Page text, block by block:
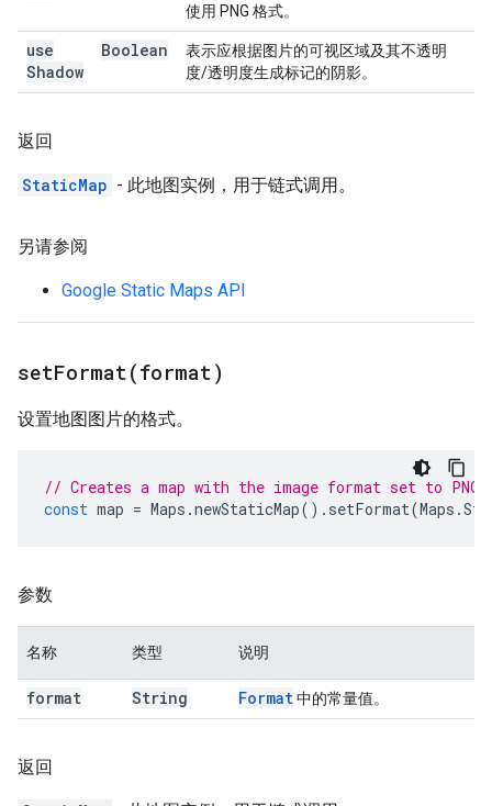
使用 PNG 格式。
use
Shadow
Boolean
表示应根据图片的可视区域及其不透明
度/透明度生成标记的阴影。
返回
StaticMap - 此地图实例，用于链式调用。
另请参阅
Google Static Maps API
setFormat(format)
设置地图图片的格式。
// Creates a map with the image format set to PNG.
const map = Maps .newStaticMap(). setFormat(Maps .
参数
名称 类型 说明
format String Format中的常量值。
返回